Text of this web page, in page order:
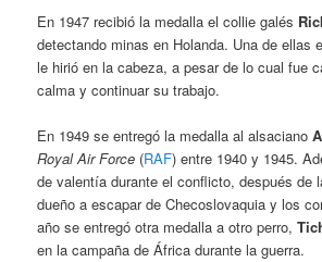
En 1947 recibió la medalla el collie galés
detectando minas en Holanda. Una de ellas
le hirió en la cabeza, a pesar de lo cual fue
calma y continuar su trabajo.
En 1949 se entregó la medalla al alsaciano
Royal Air Force (RAF) entre 1940 y 1945.
de valentía durante el conflicto, después de
dueño a escapar de Checoslovaquia y los
año se entregó otra medalla a otro perro,
en la campaña de África durante la guerra.